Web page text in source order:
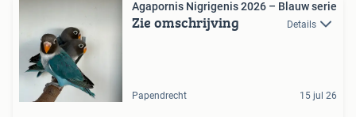
Agapornis Nigrigenis 2026 – Blauw serie
Zie omschrijving Details
Papendrecht 15 jul 26